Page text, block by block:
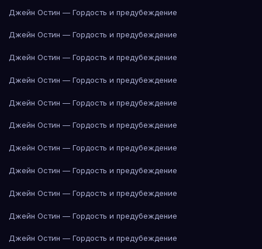
Джейн Остин — Гордость и предубеждение
Джейн Остин — Гордость и предубеждение
Джейн Остин — Гордость и предубеждение
Джейн Остин — Гордость и предубеждение
Джейн Остин — Гордость и предубеждение
Джейн Остин — Гордость и предубеждение
Джейн Остин — Гордость и предубеждение
Джейн Остин — Гордость и предубеждение
Джейн Остин — Гордость и предубеждение
Джейн Остин — Гордость и предубеждение
Джейн Остин — Гордость и предубеждение